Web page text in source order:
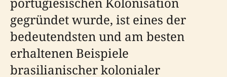
gegründet wurde, ist eines der
bedeutendsten und am besten
erhaltenen Beispiele
brasilianischer kolonialer